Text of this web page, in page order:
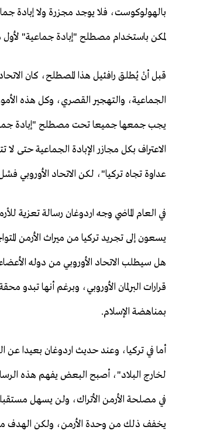
لمكن باستخدام مصطلح "إبادة جماعية"
قبل أنْ يُطلق رافئيل هذا المصطلح، كان
الجماعية، والتهجير القصري، وكل هذه
يجب جمعها جميعا تحت مصطلح "إبادة
عداوة تجاه تركيا"، لكن الاتحاد الأوروبي
في العام الماضي وجه اردوغان رسالة تعزية
يسعون إلى تجريد تركيا من ميراث الأرمن
هل سيطلب الاتحاد الأوروبي من دوله
قرارات البرلمان الأوروبي، وبرغم أنها تبدو
بمناهضة الإسلام.
أما في تركيا، وعند حديث اردوغان بعيدا عن
لخارج البلاد"، أصبح البعض يفهم هذه
في مصلحة الأرمن الأتراك، ولن يسهل
يخفف ذلك من وحدة الأرمن، ولكن الهدف من